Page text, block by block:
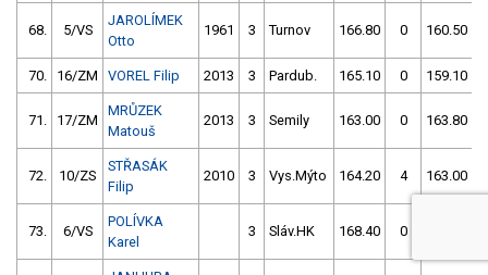
68. 5/VS
JAROLÍMEK
Otto
1961 3 Turnov 166.80 0 160.50
70. 16/ZM VOREL Filip 2013 3 Pardub. 165.10 0 159.10
71. 17/ZM
MRŮZEK
Matouš
2013 3 Semily 163.00 0 163.80
72. 10/ZS
STŘASÁK
Filip
2010 3 Vys.Mýto 164.20 4 163.00
73. 6/VS
POLÍVKA
Karel
3 Sláv.HK 168.40 0